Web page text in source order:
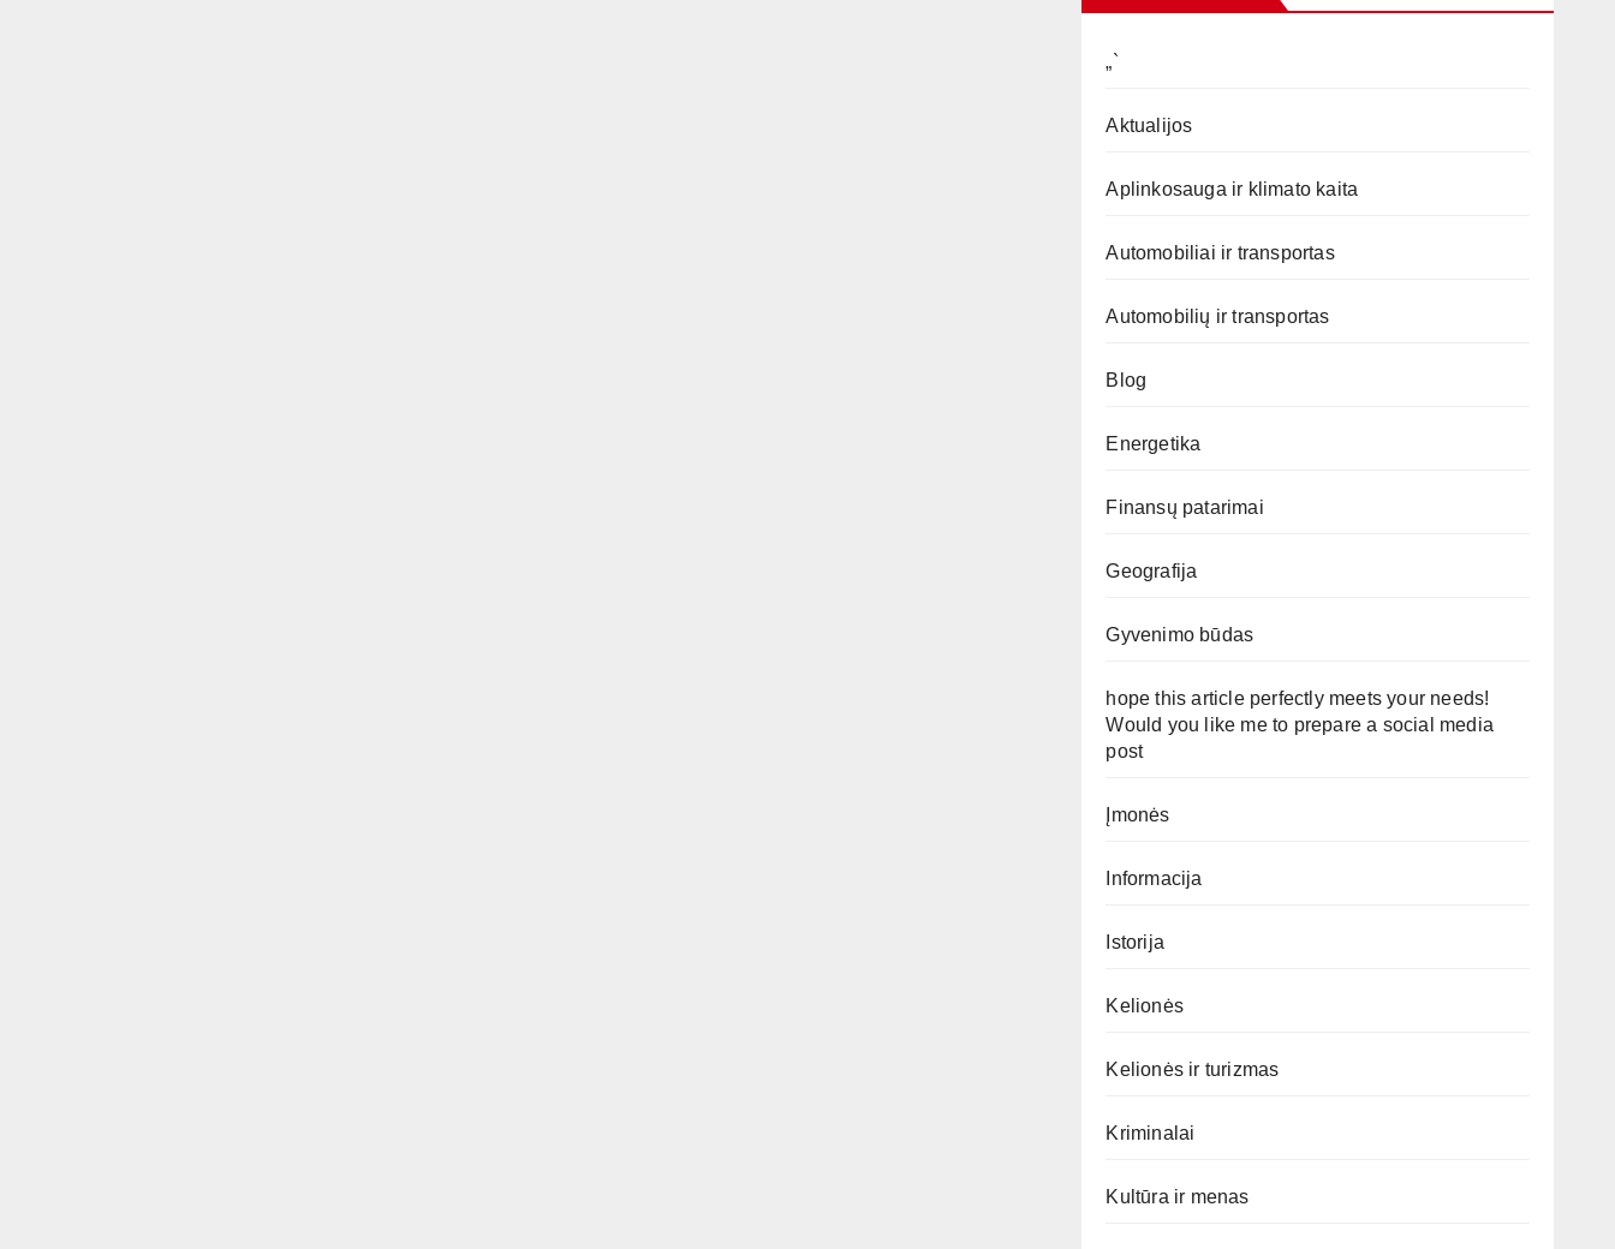
„`
Aktualijos
Aplinkosauga ir klimato kaita
Automobiliai ir transportas
Automobilių ir transportas
Blog
Energetika
Finansų patarimai
Geografija
Gyvenimo būdas
hope this article perfectly meets your needs!
Would you like me to prepare a social media
post
Įmonės
Informacija
Istorija
Kelionės
Kelionės ir turizmas
Kriminalai
Kultūra ir menas